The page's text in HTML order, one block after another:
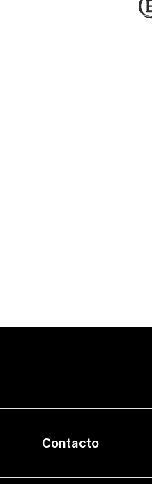
Contacto